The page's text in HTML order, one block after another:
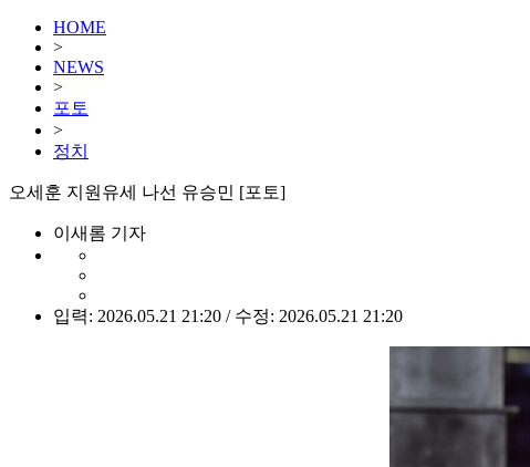
HOME
>
NEWS
>
포토
>
정치
오세훈 지원유세 나선 유승민 [포토]
이새롬 기자
입력: 2026.05.21 21:20 / 수정: 2026.05.21 21:20